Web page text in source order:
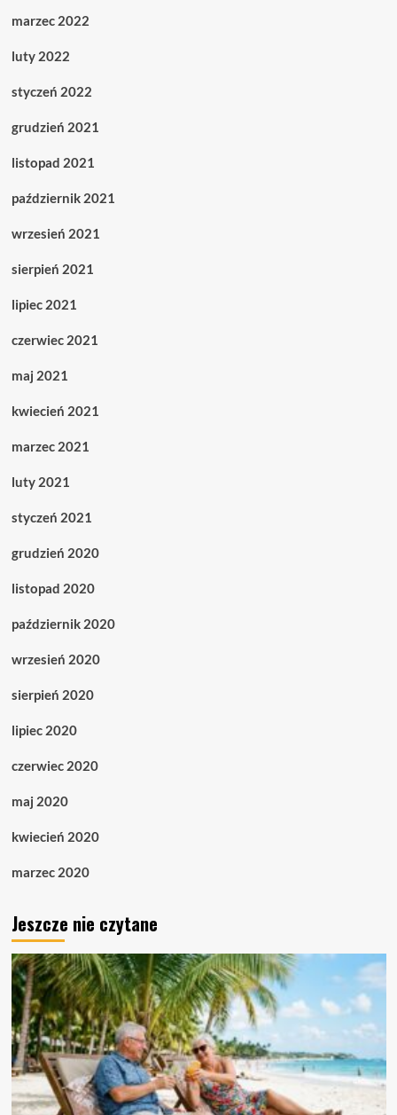
marzec 2022
luty 2022
styczeń 2022
grudzień 2021
listopad 2021
październik 2021
wrzesień 2021
sierpień 2021
lipiec 2021
czerwiec 2021
maj 2021
kwiecień 2021
marzec 2021
luty 2021
styczeń 2021
grudzień 2020
listopad 2020
październik 2020
wrzesień 2020
sierpień 2020
lipiec 2020
czerwiec 2020
maj 2020
kwiecień 2020
marzec 2020
Jeszcze nie czytane